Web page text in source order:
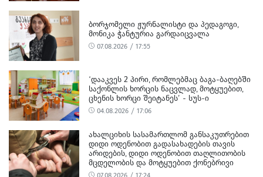
ᲑᲝᲠᲯᲝᲛᲔᲚᲘ ᲟᲣᲠᲜᲐᲚᲘᲡᲢᲘ ᲓᲐ ᲞᲔᲓᲐᲒᲝᲒᲘ,
ᲛᲝᲜᲘᲙᲐ ᲭᲐᲜᲢᲣᲠᲘᲐ ᲒᲐᲠᲓᲐᲘᲪᲕᲐᲚᲐ
07.08.2026 / 17:55
‘ᲓᲐᲐᲙᲕᲔᲡ 2 ᲞᲘᲠᲘ, ᲠᲝᲛᲚᲔᲑᲛᲐᲪ ᲑᲐᲒᲐ-ᲑᲐᲦᲔᲑᲨᲘ
ᲡᲐᲥᲝᲜᲚᲘᲡ ᲮᲝᲠᲪᲘᲡ ᲜᲐᲪᲕᲚᲐᲓ, ᲛᲝᲢᲧᲣᲔᲑᲘᲗ,
ᲪᲮᲔᲜᲘᲡ ᲮᲝᲠᲪᲘ ᲨᲔᲘᲢᲐᲜᲔᲡ’ - ᲡᲣᲡ-Ი
04.08.2026 / 17:06
ᲐᲮᲐᲚᲪᲘᲮᲘᲡ ᲡᲐᲡᲐᲛᲐᲠᲗᲚᲝᲛ ᲒᲐᲜᲡᲐᲙᲣᲗᲠᲔᲑᲘᲗ
ᲓᲘᲓᲘ ᲝᲓᲔᲜᲝᲑᲘᲗ ᲒᲐᲓᲐᲡᲐᲮᲐᲓᲔᲑᲘᲡ ᲗᲐᲕᲘᲡ
ᲐᲠᲘᲓᲔᲑᲘᲡ, ᲓᲘᲓᲘ ᲝᲓᲔᲜᲝᲑᲘᲗ ᲗᲐᲦᲚᲘᲗᲝᲑᲘᲡ
ᲛᲪᲓᲔᲚᲝᲑᲘᲡ ᲓᲐ ᲛᲝᲢᲧᲣᲔᲑᲘᲗ ᲥᲝᲜᲔᲑᲠᲘᲕᲘ
ᲓᲐᲖᲘᲐᲜᲔᲑᲘᲡ ᲤᲐᲥᲢᲔᲑᲖᲔ 1 ᲞᲘᲠᲘ ᲓᲐᲛᲜᲐᲨᲐᲕᲔᲓ